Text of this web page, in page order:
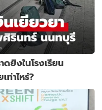
ดยิงในโรงเรียน
ท่าไหร่?